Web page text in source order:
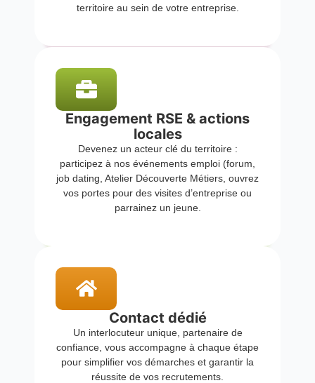
territoire au sein de votre entreprise.
Engagement RSE & actions
locales
Devenez un acteur clé du territoire :
participez à nos événements emploi (forum,
job dating, Atelier Découverte Métiers, ouvrez
vos portes pour des visites d’entreprise ou
parrainez un jeune.
Contact dédié
Un interlocuteur unique, partenaire de
confiance, vous accompagne à chaque étape
pour simplifier vos démarches et garantir la
réussite de vos recrutements.